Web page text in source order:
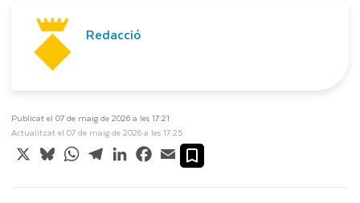
Redacció
Publicat el 07 de maig de 2026 a les 17:21
Actualitzat el 07 de maig de 2026 a les 17:25
X BlueskyWhatsApp
TelegramLinkedInFacebook
Email